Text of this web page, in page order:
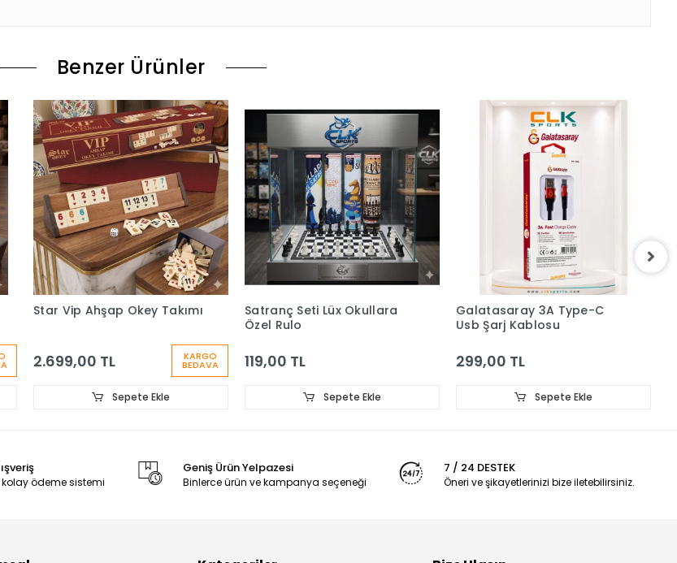
Benzer Ürünler
Star Vip Ahşap Okey Takımı
2.699,00 TL KARGO
BEDAVA
Sepete Ekle
Satranç Seti Lüx Okullara
Özel Rulo
119,00 TL
Sepete Ekle
Galatasaray 3A Type-C
Usb Şarj Kablosu
299,00 TL
Sepete Ekle
kolay ödeme sistemi
Geniş Ürün Yelpazesi
Binlerce ürün ve kampanya seçeneği
7 / 24 DESTEK
Öneri ve şikayetlerinizi bize iletebilirsiniz.